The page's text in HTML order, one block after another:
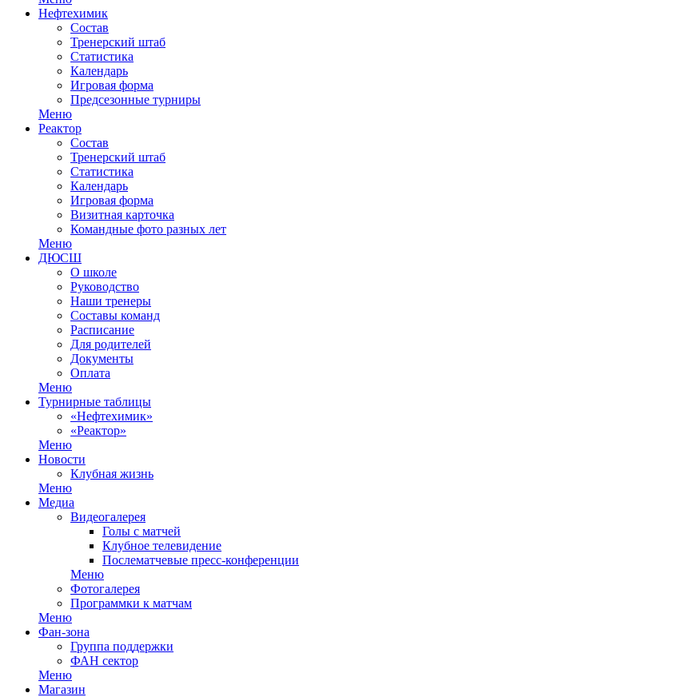
Нефтехимик
Состав
Тренерский штаб
Статистика
Календарь
Игровая форма
Предсезонные турниры
Меню
Реактор
Состав
Тренерский штаб
Статистика
Календарь
Игровая форма
Визитная карточка
Командные фото разных лет
Меню
ДЮСШ
О школе
Руководство
Наши тренеры
Составы команд
Расписание
Для родителей
Документы
Оплата
Меню
Турнирные таблицы
«Нефтехимик»
«Реактор»
Меню
Новости
Клубная жизнь
Меню
Медиа
Видеогалерея
Голы с матчей
Клубное телевидение
Послематчевые пресс-конференции
Меню
Фотогалерея
Программки к матчам
Меню
Фан-зона
Группа поддержки
ФАН сектор
Меню
Магазин